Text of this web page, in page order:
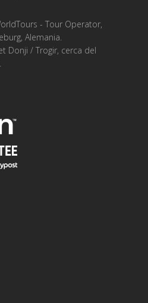
- Tour Operator,
Alemania.
Donji / Trogir, cerca del